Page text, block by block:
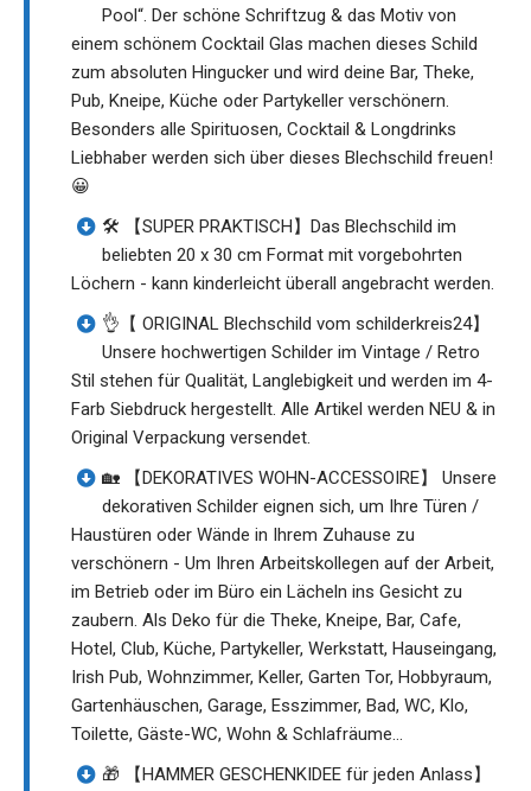
Pool“. Der schöne Schriftzug & das Motiv von
einem schönem Cocktail Glas machen dieses Schild
zum absoluten Hingucker und wird deine Bar, Theke,
Pub, Kneipe, Küche oder Partykeller verschönern.
Besonders alle Spirituosen, Cocktail & Longdrinks
Liebhaber werden sich über dieses Blechschild freuen!
😀
🛠️ 【SUPER PRAKTISCH】Das Blechschild im
beliebten 20 x 30 cm Format mit vorgebohrten
Löchern - kann kinderleicht überall angebracht werden.
👌【 ORIGINAL Blechschild vom schilderkreis24】
Unsere hochwertigen Schilder im Vintage / Retro
Stil stehen für Qualität, Langlebigkeit und werden im 4-
Farb Siebdruck hergestellt. Alle Artikel werden NEU & in
Original Verpackung versendet.
🏡 【DEKORATIVES WOHN-ACCESSOIRE】 Unsere
dekorativen Schilder eignen sich, um Ihre Türen /
Haustüren oder Wände in Ihrem Zuhause zu
verschönern - Um Ihren Arbeitskollegen auf der Arbeit,
im Betrieb oder im Büro ein Lächeln ins Gesicht zu
zaubern. Als Deko für die Theke, Kneipe, Bar, Cafe,
Hotel, Club, Küche, Partykeller, Werkstatt, Hauseingang,
Irish Pub, Wohnzimmer, Keller, Garten Tor, Hobbyraum,
Gartenhäuschen, Garage, Esszimmer, Bad, WC, Klo,
Toilette, Gäste-WC, Wohn & Schlafräume…
🎁 【HAMMER GESCHENKIDEE für jeden Anlass】